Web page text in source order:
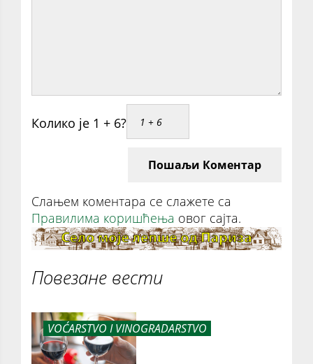
Колико је 1 + 6?
Пошаљи Коментар
Слањем коментара се слажете са
Правилима коришћења овог сајта.
Повезане вести
VOĆARSTVO I VINOGRADARSTVO